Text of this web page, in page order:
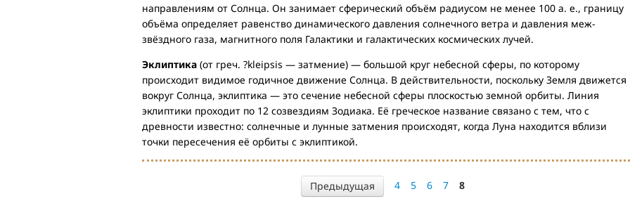
направлениям от Солнца. Он занимает сферический объём радиусом не менее 100 а. е., границу
объёма определяет равенство динамического давления солнечного ветра и давления меж-
звёздного газа, магнитного поля Галактики и галактических космических лучей.
Эклиптика (от греч. ?kleipsis — затмение) — большой круг небесной сферы, по которому
происходит видимое годичное движение Солнца. В действительности, поскольку Земля движется
вокруг Солнца, эклиптика — это сечение небесной сферы плоскостью земной орбиты. Линия
эклиптики проходит по 12 созвездиям Зодиака. Её греческое название связано с тем, что с
древности известно: солнечные и лунные затмения происходят, когда Луна находится вблизи
точки пересечения её орбиты с эклиптикой.
Предыдущая 4 5 6 7 8